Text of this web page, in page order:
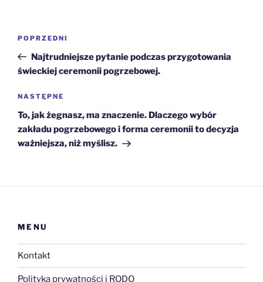
Poprzedni
wpis
POPRZEDNI
Najtrudniejsze pytanie podczas przygotowania
świeckiej ceremonii pogrzebowej.
Następny
wpis
NASTĘPNE
To, jak żegnasz, ma znaczenie. Dlaczego wybór
zakładu pogrzebowego i forma ceremonii to decyzja
ważniejsza, niż myślisz.
MENU
Kontakt
Polityka prywatności i RODO